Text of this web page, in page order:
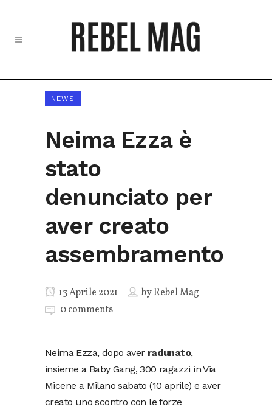
NEWS
Neima Ezza è
stato
denunciato per
aver creato
assembramento
13 Aprile 2021 byRebel Mag
0 comments
Neima Ezza, dopo aver radunato,
insieme a Baby Gang, 300 ragazzi in Via
Micene a Milano sabato (10 aprile) e aver
creato uno scontro con le forze